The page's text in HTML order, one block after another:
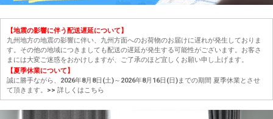
【地震の影響に伴う配送遅延について】
九州地方の地震の影響に伴い、九州方面へのお荷物のお届けに遅れが発生しておりま
す。その他の地域につきましても配送の遅延が発生する可能性がございます。お客さ
まには大変ご迷惑をおかけしますが、ご了承のほど宜しくお願い申し上げます。
【夏季休業について】
誠に勝手ながら、2026年8月8日(土)～2026年8月16日(日)までの期間 夏季休業とさせ
て頂きます。 >> 詳しくはこちら